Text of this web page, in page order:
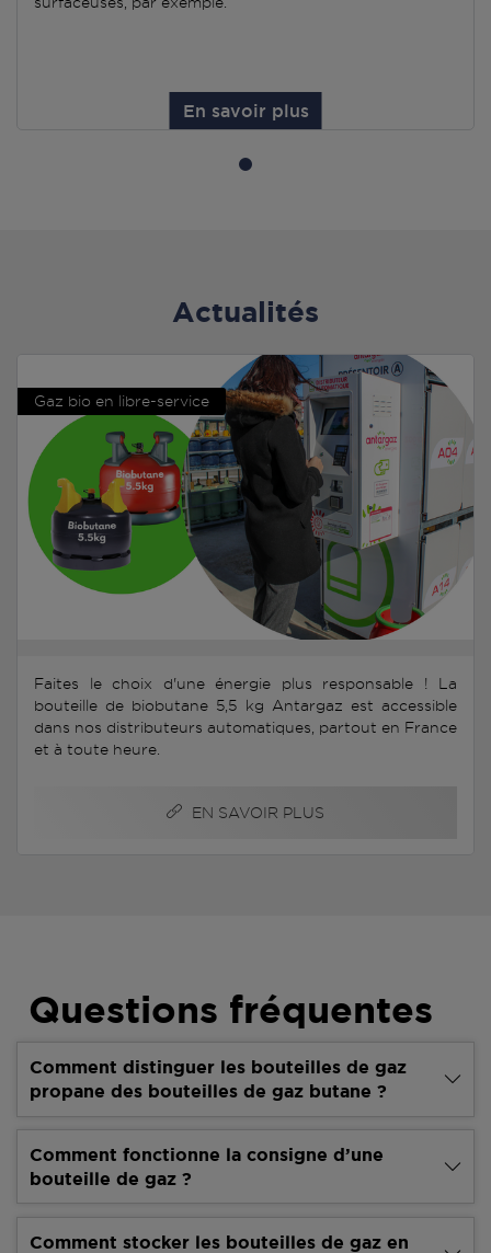
En savoir plus
Actualités
Gaz bio en libre-service
Faites le choix d'une énergie plus responsable ! La
bouteille de biobutane 5,5 kg Antargaz est accessible
dans nos distributeurs automatiques, partout en France
et à toute heure.
EN SAVOIR PLUS
Questions fréquentes
Comment distinguer les bouteilles de gaz
propane des bouteilles de gaz butane ?
Comment fonctionne la consigne d’une
bouteille de gaz ?
Comment stocker les bouteilles de gaz en